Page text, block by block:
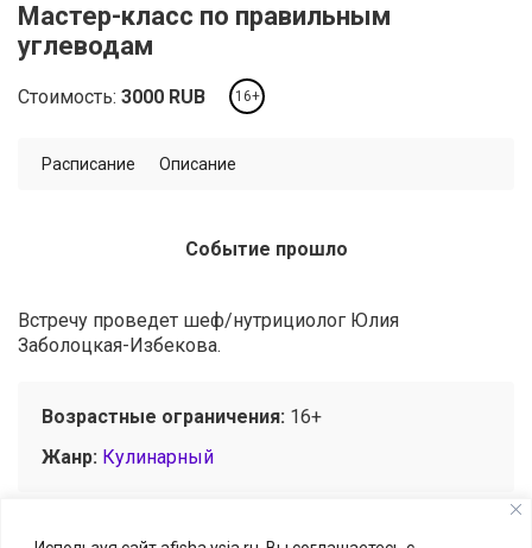
Мастер-класс по правильным
углеводам
Стоимость: 3000 RUB 16+
Расписание Описание
Событие прошло
Встречу проведет шеф/нутрициолог Юлия
Заболоцкая-Избекова.
Возрастные ограничения: 16+
Жанр: Кулинарный